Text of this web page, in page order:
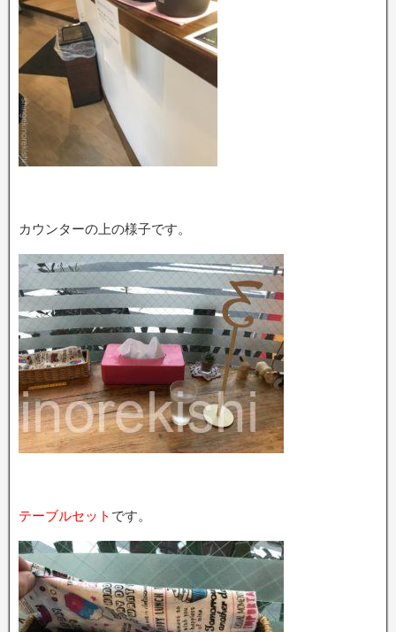
カウンターの上の様子です。
テーブルセット です。